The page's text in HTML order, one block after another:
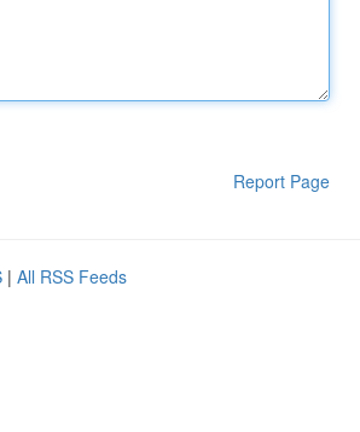
Report Page
| All RSS Feeds